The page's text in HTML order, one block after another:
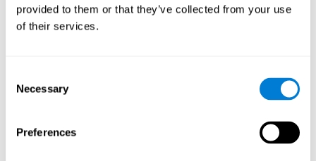
provided to them or that they’ve collected from your use
of their services.
Selection
Necessary
Preferences
Es bastante frecuente encontrar rigidez cognitiva en muchos
trastornos, ya sea porque se altera directamente la flexibilidad
De este modo, podemos encontrar rigidez cognitiva, o flexibilidad
cognitiva disminuida, en una importante variedad de trastornos
traumatismo
craneoencefálico